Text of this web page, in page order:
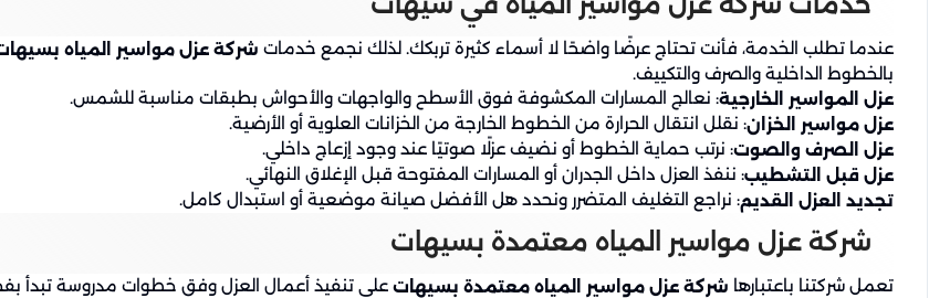
عندما تطلب الخدمة، فأنت تحتاج عرضًا واضحًا لا أسماء كثيرة تربكك. لذلك نجمع خدمات شركة عزل مواسير المياه
بالخطوط الداخلية والصرف والتكييف.
عزل المواسير الخارجية: نعالج المسارات المكشوفة فوق الأسطح والواجهات والأحواش بطبقات مناسبة للشمس.
عزل مواسير الخزان: نقلل انتقال الحرارة من الخطوط الخارجة من الخزانات العلوية أو الأرضية.
عزل الصرف والصوت: نرتب حماية الخطوط أو نضيف عزلًا صوتيًا عند وجود إزعاج داخلي.
عزل قبل التشطيب: ننفذ العزل داخل الجدران أو المسارات المفتوحة قبل الإغلاق النهائي.
تجديد العزل القديم: نراجع التغليف المتضرر ونحدد هل الأفضل صيانة موضعية أو استبدال كامل.
شركة عزل مواسير المياه معتمدة بسيهات
تعمل شركتنا باعتبارها شركة عزل مواسير المياه معتمدة بسيهات على تنفيذ أعمال العزل وفق خطوات مدروسة تبدأ